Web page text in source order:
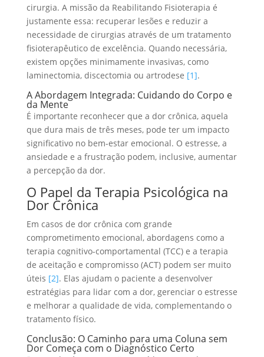
cirurgia. A missão da Reabilitando Fisioterapia é
justamente essa: recuperar lesões e reduzir a
necessidade de cirurgias através de um tratamento
fisioterapêutico de excelência. Quando necessária,
existem opções minimamente invasivas, como
laminectomia, discectomia ou artrodese [1].
A Abordagem Integrada: Cuidando do Corpo e
da Mente
É importante reconhecer que a dor crônica, aquela
que dura mais de três meses, pode ter um impacto
significativo no bem-estar emocional. O estresse, a
ansiedade e a frustração podem, inclusive, aumentar
a percepção da dor.
O Papel da Terapia Psicológica na
Dor Crônica
Em casos de dor crônica com grande
comprometimento emocional, abordagens como a
terapia cognitivo-comportamental (TCC) e a terapia
de aceitação e compromisso (ACT) podem ser muito
úteis [2]. Elas ajudam o paciente a desenvolver
estratégias para lidar com a dor, gerenciar o estresse
e melhorar a qualidade de vida, complementando o
tratamento físico.
Conclusão: O Caminho para uma Coluna sem
Dor Começa com o Diagnóstico Certo